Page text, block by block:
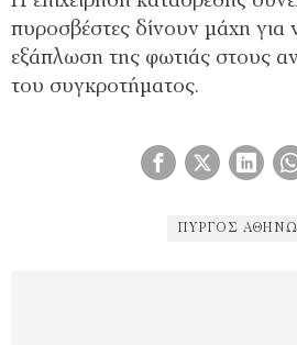
πυροσβέστες δίνουν μάχη
εξάπλωση της φωτιάς στους
του συγκροτήματος.
ΠΎΡΓΟΣ